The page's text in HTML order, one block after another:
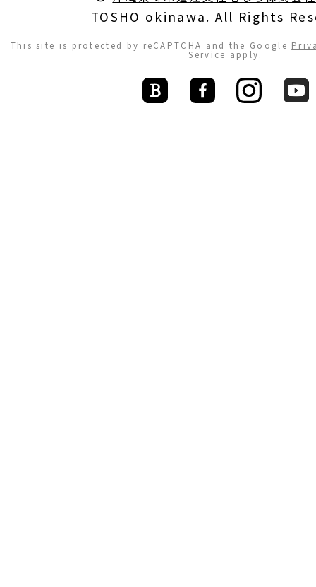
TOSHO okinawa. All Rights
This site is protected by reCAPTCHA and the Google
Service apply.